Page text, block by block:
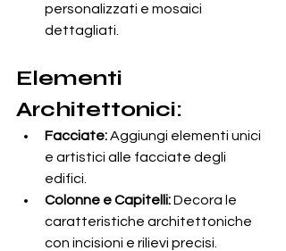
personalizzati e mosaici
dettagliati.
Elementi
Architettonici:
Facciate: Aggiungi elementi unici
e artistici alle facciate degli
edifici.
Colonne e Capitelli: Decora le
caratteristiche architettoniche
con incisioni e rilievi precisi.